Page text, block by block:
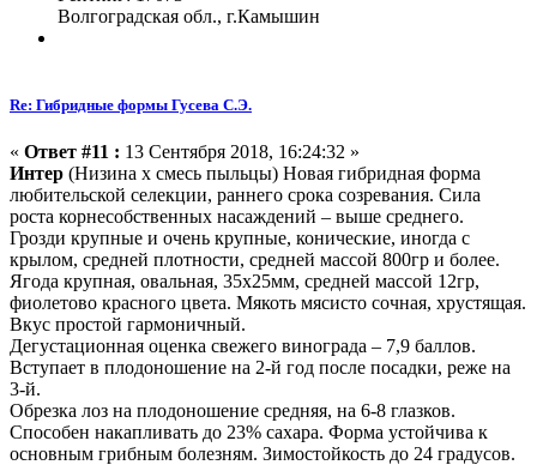
Волгоградская обл., г.Камышин
Re: Гибридные формы Гусева С.Э.
« Ответ #11 : 13 Сентября 2018, 16:24:32 »
Интер (Низина х смесь пыльцы) Новая гибридная форма
любительской селекции, раннего срока созревания. Сила
роста корнесобственных насаждений – выше среднего.
Грозди крупные и очень крупные, конические, иногда с
крылом, средней плотности, средней массой 800гр и более.
Ягода крупная, овальная, 35х25мм, средней массой 12гр,
фиолетово красного цвета. Мякоть мясисто сочная, хрустящая.
Вкус простой гармоничный.
Дегустационная оценка свежего винограда – 7,9 баллов.
Вступает в плодоношение на 2-й год после посадки, реже на
3-й.
Обрезка лоз на плодоношение средняя, на 6-8 глазков.
Способен накапливать до 23% сахара. Форма устойчива к
основным грибным болезням. Зимостойкость до 24 градусов.